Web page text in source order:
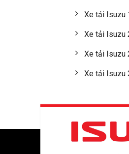
Xe tải Isuzu
Xe tải Isuzu
Xe tải Isuzu
Xe tải Isuzu